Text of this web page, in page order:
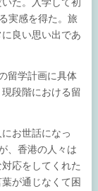
実感を得た。旅
良い思い出であ
留学計画に具体
段階における留
お世話になっ
、香港の人々は
応をしてくれた
が通じなくて困